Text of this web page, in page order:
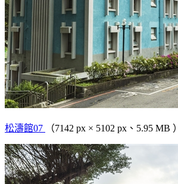
松濤館07 （7142 px × 5102 px、5.95 MB ）